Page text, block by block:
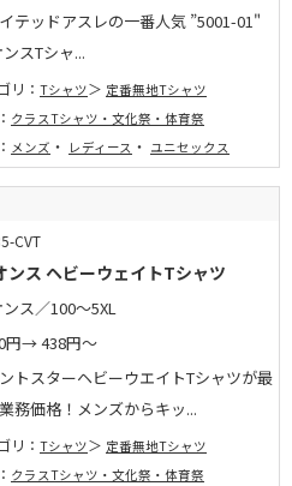
テッドアスレの一番人気 ”5001-01"
スTシャ...
リ： Tシャツ 定番無地Tシャツ
クラスTシャツ・文化祭・体育祭
メンズ ・ レディース ・ ユニセックス
CVT
ンス ヘビーウェイトTシャツ
ス／100～5XL
円→438円～
トスターヘビーウエイトTシャツが最
務価格！メンズからキッ...
リ： Tシャツ 定番無地Tシャツ
クラスTシャツ・文化祭・体育祭